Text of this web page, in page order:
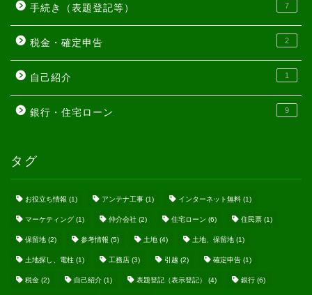
手続き（表題登記等） 7
税金・確定申告 2
自己紹介 1
銀行・住宅ローン 9
タグ
お役立ち情報 (1) アンテナ工事 (1) インターネット無料 (1)
マーケティング (1) 仲介会社 (2) 住宅ローン (6) 住民票 (1)
保留地 (2) 参考情報 (5) 土地 (4) 土地、保留地 (1)
土地探し、電柱 (1) 工務店 (3) 引越 (2) 確定申告 (1)
税金 (2) 自己紹介 (1) 表題登記（表示登記） (4) 銀行 (6)